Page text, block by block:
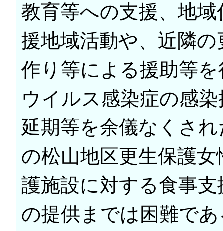
教育等への支援、地
援地域活動や、近隣
作り等による援助等
ウイルス感染症の感
延期等を余儀なくさ
の松山地区更生保護
護施設に対する食事
の提供までは困難で